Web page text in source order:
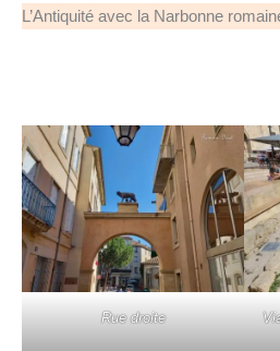
L’Antiquité avec la Narbonne
Rue droite